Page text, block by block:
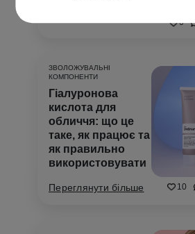
0
10
ЗВОЛОЖУВАЛЬНІ
КОМПОНЕНТИ
Гіалуронова
кислота для
обличчя: що це
таке, як працює та
як правильно
використовувати
Переглянути більше